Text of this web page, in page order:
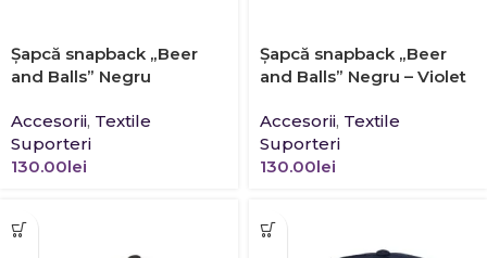
Şapcă snapback „Beer
and Balls” Negru
Accesorii, Textile
Suporteri
130.00lei
Şapcă snapback „Beer
and Balls” Negru – Violet
Accesorii, Textile
Suporteri
130.00lei